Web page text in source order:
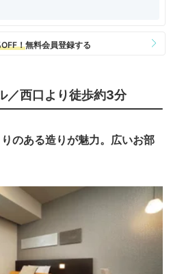
／西口より徒歩約3分
のある造りが魅力。広いお部